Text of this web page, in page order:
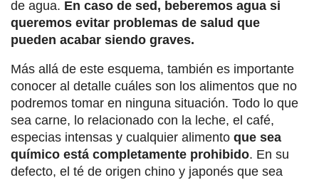
de agua. En caso de sed, beberemos agua si
queremos evitar problemas de salud que
pueden acabar siendo graves.
Más allá de este esquema, también es importante
conocer al detalle cuáles son los alimentos que no
podremos tomar en ninguna situación. Todo lo que
sea carne, lo relacionado con la leche, el café,
especias intensas y cualquier alimento que sea
químico está completamente prohibido. En su
defecto, el té de origen chino y japonés que sea